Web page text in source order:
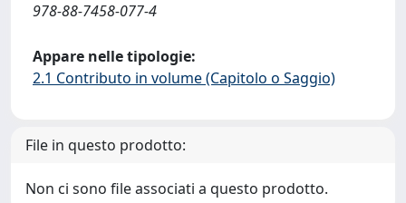
978-88-7458-077-4
Appare nelle tipologie:
2.1 Contributo in volume (Capitolo o Saggio)
File in questo prodotto:
Non ci sono file associati a questo prodotto.